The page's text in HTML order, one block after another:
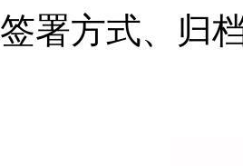
签署方式、归